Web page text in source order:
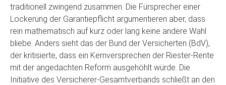
traditionell zwingend zusammen. Die Fürsprecher einer
Lockerung der Garantiepflicht argumentieren aber, dass
rein mathematisch auf kurz oder lang keine andere Wahl
bliebe. Anders sieht das der Bund der Versicherten (BdV),
der kritisierte, dass ein Kernversprechen der Riester-Rente
mit der angedachten Reform ausgehöhlt würde. Die
Initiative des Versicherer-Gesamtverbands schließt an den